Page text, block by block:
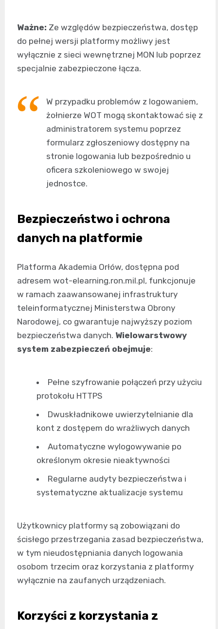
Ważne: Ze względów bezpieczeństwa, dostęp
do pełnej wersji platformy możliwy jest
wyłącznie z sieci wewnętrznej MON lub poprzez
specjalnie zabezpieczone łącza.
W przypadku problemów z logowaniem,
żołnierze WOT mogą skontaktować się z
administratorem systemu poprzez
formularz zgłoszeniowy dostępny na
stronie logowania lub bezpośrednio u
oficera szkoleniowego w swojej
jednostce.
Bezpieczeństwo i ochrona
danych na platformie
Platforma Akademia Orłów, dostępna pod
adresem wot-elearning.ron.mil.pl, funkcjonuje
w ramach zaawansowanej infrastruktury
teleinformatycznej Ministerstwa Obrony
Narodowej, co gwarantuje najwyższy poziom
bezpieczeństwa danych. Wielowarstwowy
system zabezpieczeń obejmuje:
Pełne szyfrowanie połączeń przy użyciu
protokołu HTTPS
Dwuskładnikowe uwierzytelnianie dla
kont z dostępem do wrażliwych danych
Automatyczne wylogowywanie po
określonym okresie nieaktywności
Regularne audyty bezpieczeństwa i
systematyczne aktualizacje systemu
Użytkownicy platformy są zobowiązani do
ścisłego przestrzegania zasad bezpieczeństwa,
w tym nieudostępniania danych logowania
osobom trzecim oraz korzystania z platformy
wyłącznie na zaufanych urządzeniach.
Korzyści z korzystania z